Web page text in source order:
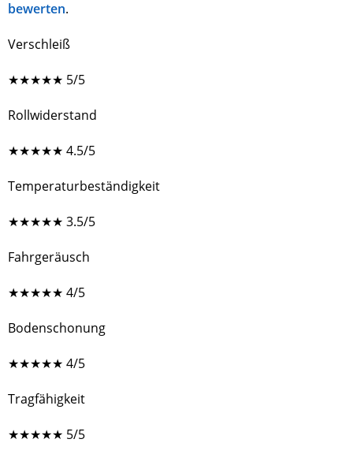
bewerten.
Verschleiß
★★★★★ 5/5
Rollwiderstand
★★★★★ 4.5/5
Temperaturbeständigkeit
★★★★★ 3.5/5
Fahrgeräusch
★★★★★ 4/5
Bodenschonung
★★★★★ 4/5
Tragfähigkeit
★★★★★ 5/5